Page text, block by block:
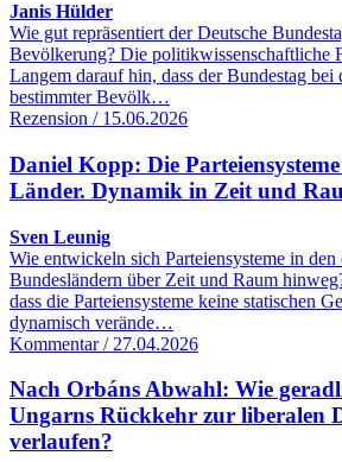
Janis Hülder
Wie gut repräsentiert der Deutsche
Bevölkerung? Die politikwissenschaftliche
Langem darauf hin, dass der Bundestag bei
bestimmter Bevölk…
Rezension / 15.06.2026
Daniel Kopp: Die
Länder. Dynamik in Zeit und
Sven Leunig
Wie entwickeln sich Parteiensysteme in den
Bundesländern über Zeit und Raum
dass die Parteiensysteme keine statischen
dynamisch verände…
Kommentar / 27.04.2026
Nach Orbáns Abwahl: Wie
Ungarns Rückkehr zur liberalen
verlaufen?